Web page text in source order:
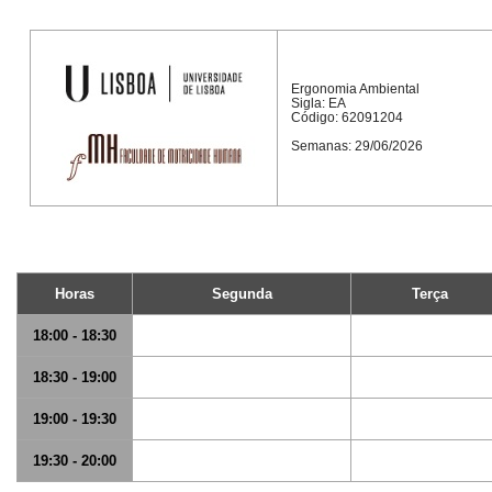
Ergonomia Ambiental
Sigla: EA
Código: 62091204
Semanas: 29/06/2026
Horas Segunda Terça
18:00 - 18:30
18:30 - 19:00
19:00 - 19:30
19:30 - 20:00